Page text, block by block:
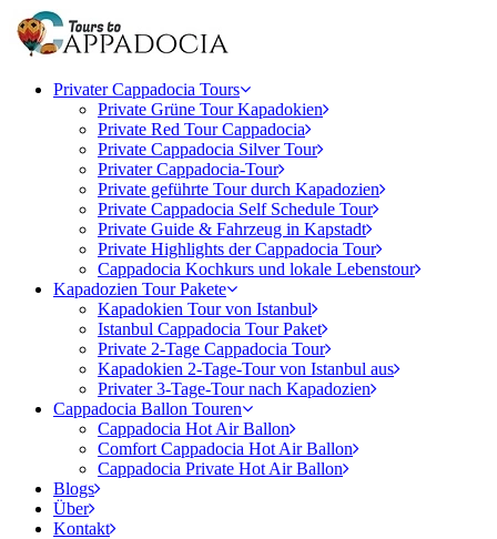
Privater Cappadocia Tours
Private Grüne Tour Kapadokien
Private Red Tour Cappadocia
Private Cappadocia Silver Tour
Privater Cappadocia-Tour
Private geführte Tour durch Kapadozien
Private Cappadocia Self Schedule Tour
Private Guide & Fahrzeug in Kapstadt
Private Highlights der Cappadocia Tour
Cappadocia Kochkurs und lokale Lebenstour
Kapadozien Tour Pakete
Kapadokien Tour von Istanbul
Istanbul Cappadocia Tour Paket
Private 2-Tage Cappadocia Tour
Kapadokien 2-Tage-Tour von Istanbul aus
Privater 3-Tage-Tour nach Kapadozien
Cappadocia Ballon Touren
Cappadocia Hot Air Ballon
Comfort Cappadocia Hot Air Ballon
Cappadocia Private Hot Air Ballon
Blogs
Über
Kontakt